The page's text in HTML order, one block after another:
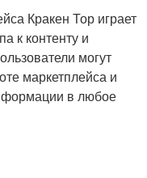
Кракен Тор играет
к контенту и
могут
маркетплейса и
в любое